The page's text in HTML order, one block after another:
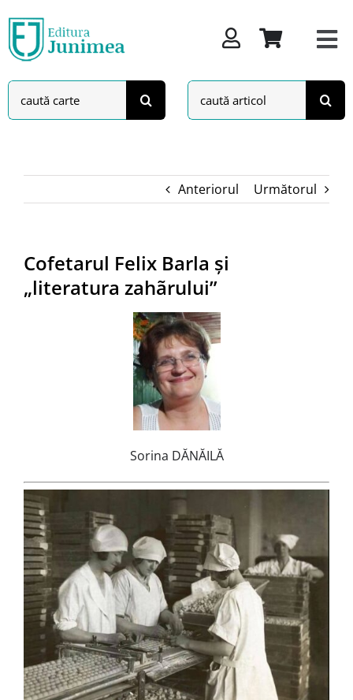
to
content
Search
for:
Search
for:
Anteriorul Următorul
Cofetarul Felix Barla și
„literatura zahãrului”
Sorina DĂNĂILĂ